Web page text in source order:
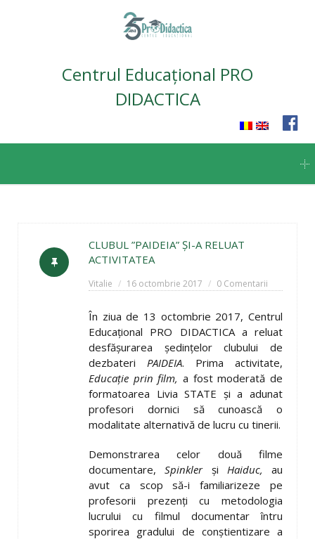
Centrul Educațional PRO
DIDACTICA
content
CLUBUL ”PAIDEIA” ȘI-A RELUAT
ACTIVITATEA
Vitalie 16 octombrie 2017 0 Comentarii
În ziua de 13 octombrie 2017, Centrul
Educațional PRO DIDACTICA a reluat
desfășurarea ședințelor clubului de
dezbateri PAIDEIA. Prima activitate,
Educație prin film, a fost moderată de
formatoarea Livia STATE și a adunat
profesori dornici să cunoască o
modalitate alternativă de lucru cu tinerii.
Demonstrarea celor două filme
documentare,Spinkler și Haiduc, au
avut ca scop să-i familiarizeze pe
profesorii prezenți cu metodologia
lucrului cu filmul documentar întru
sporirea gradului de conștientizare a